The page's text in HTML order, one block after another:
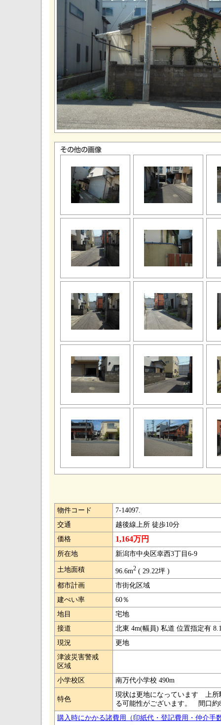
物件コード
7-14097.
交通
越後線上所 徒歩10分
価格
1,164万円
所在地 新潟市中央区幸西3丁目6-9
土地面積 96.6m2 ( 29.22坪 )
都市計画
市街化区域
建ぺい率
60％
地目
宅地
接道
北東 4m(幅員) 私道 位置指定有
現況
更地
津波災害警戒
区域
小学校区
南万代小学校 490m
特色
現状は更地になっています 上所
る可能性がございます。 間口
購入時にかかる諸費用（印紙代・登記費用・仲介手